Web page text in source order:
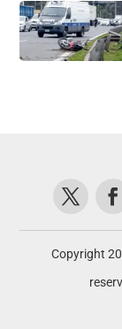
Copyright